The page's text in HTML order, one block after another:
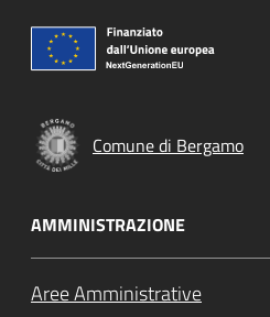
Comune di Bergamo
AMMINISTRAZIONE
Aree Amministrative